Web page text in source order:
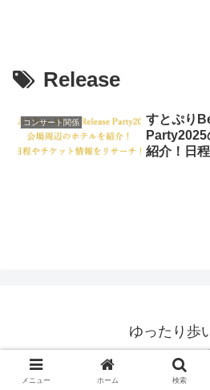
Release
コンサート関係
すとぷり
Party2025
紹介！日
ゆったり歩
メニュー ホーム 検索